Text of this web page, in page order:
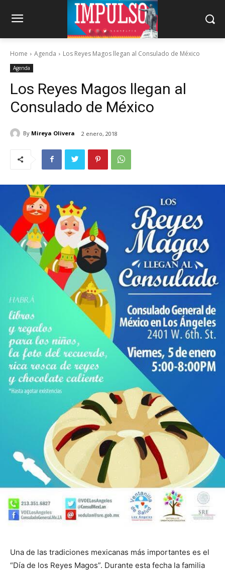
Home Agenda Los Reyes Magos llegan al Consulado de México
Agenda
Los Reyes Magos llegan al
Consulado de México
By Mireya Olivera 2 enero, 2018
Una de las tradiciones mexicanas más importantes es el
“Día de los Reyes Magos”. Durante esta fecha la familia